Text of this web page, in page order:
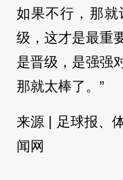
如果不行，那
级，这才是最重
是晋级，是强强
那就太棒了。”
来源 | 足球报、
闻网